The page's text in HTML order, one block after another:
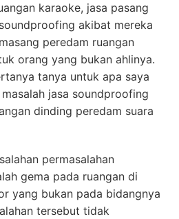
karaoke, jasa pasang
akibat mereka
peredam ruangan
orang yang bukan ahlinya.
tanya untuk apa saya
jasa soundproofing
dinding peredam suara
permasalahan
gema pada ruangan di
yang bukan pada bidangnya
tersebut tidak